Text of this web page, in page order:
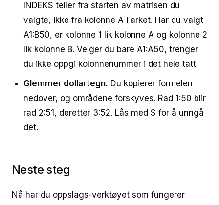
INDEKS teller fra starten av matrisen du
valgte, ikke fra kolonne A i arket. Har du valgt
A1:B50, er kolonne 1 lik kolonne A og kolonne 2
lik kolonne B. Velger du bare A1:A50, trenger
du ikke oppgi kolonnenummer i det hele tatt.
Glemmer dollartegn. Du kopierer formelen
nedover, og områdene forskyves. Rad 1:50 blir
rad 2:51, deretter 3:52. Lås med $ for å unngå
det.
Neste steg
Nå har du oppslags-verktøyet som fungerer